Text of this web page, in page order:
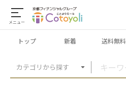
メニュー
カテゴリから探す
トップ 新着 送料無料